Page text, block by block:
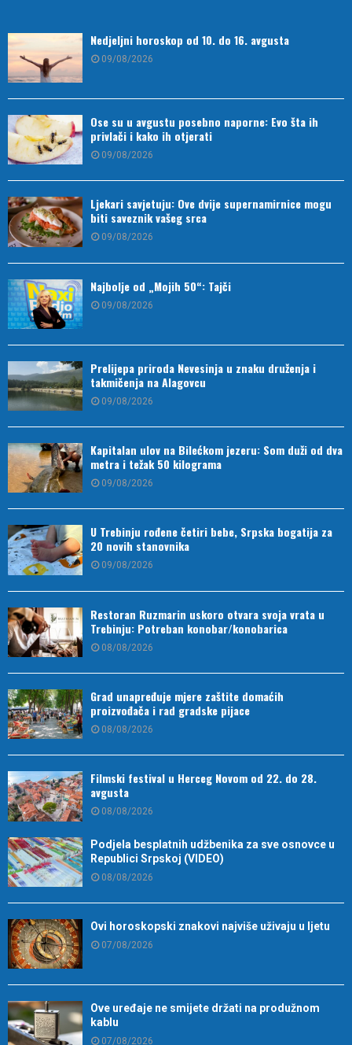
Nedjeljni horoskop od 10. do 16. avgusta
09/08/2026
Ose su u avgustu posebno naporne: Evo šta ih
privlači i kako ih otjerati
09/08/2026
Ljekari savjetuju: Ove dvije supernamirnice mogu
biti saveznik vašeg srca
09/08/2026
Najbolje od „Mojih 50“: Tajči
09/08/2026
Prelijepa priroda Nevesinja u znaku druženja i
takmičenja na Alagovcu
09/08/2026
Kapitalan ulov na Bilećkom jezeru: Som duži od dva
metra i težak 50 kilograma
09/08/2026
U Trebinju rođene četiri bebe, Srpska bogatija za
20 novih stanovnika
09/08/2026
Restoran Ruzmarin uskoro otvara svoja vrata u
Trebinju: Potreban konobar/konobarica
08/08/2026
Grad unapređuje mjere zaštite domaćih
proizvođača i rad gradske pijace
08/08/2026
Filmski festival u Herceg Novom od 22. do 28.
avgusta
08/08/2026
Podjela besplatnih udžbenika za sve osnovce u
Republici Srpskoj (VIDEO)
08/08/2026
Ovi horoskopski znakovi najviše uživaju u ljetu
07/08/2026
Ove uređaje ne smijete držati na produžnom
kablu
07/08/2026